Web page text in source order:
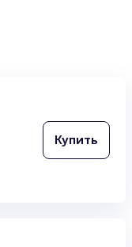
Купить